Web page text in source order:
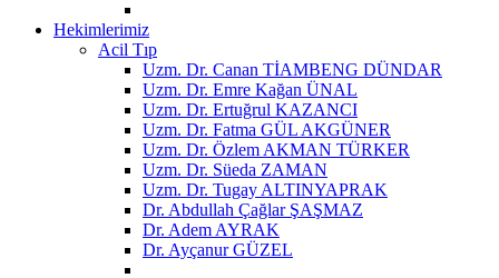
Hekimlerimiz
Acil Tıp
Uzm. Dr. Canan TİAMBENG DÜNDAR
Uzm. Dr. Emre Kağan ÜNAL
Uzm. Dr. Ertuğrul KAZANCI
Uzm. Dr. Fatma GÜL AKGÜNER
Uzm. Dr. Özlem AKMAN TÜRKER
Uzm. Dr. Süeda ZAMAN
Uzm. Dr. Tugay ALTINYAPRAK
Dr. Abdullah Çağlar ŞAŞMAZ
Dr. Adem AYRAK
Dr. Ayçanur GÜZEL